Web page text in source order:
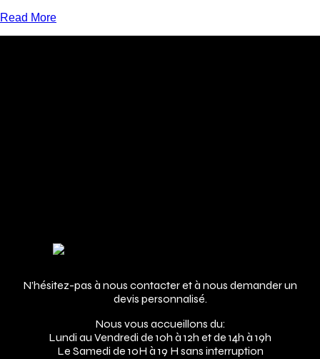
Read More
N’hésitez-pas à nous contacter et à nous demander un
devis personnalisé.
Nous vous accueillons du:
Lundi au Vendredi de 10h à 12h et de 14h à 19h
Le Samedi de 10H à 19 H sans interruption